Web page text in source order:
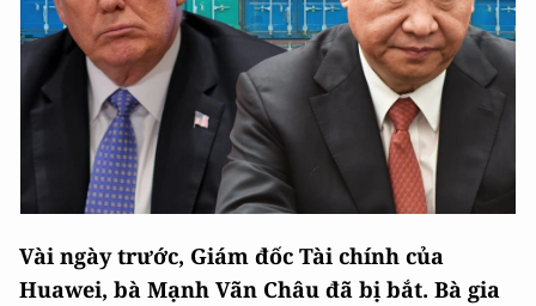
Vài ngày trước, Giám đốc Tài chính của
Huawei, bà Mạnh Vãn Châu đã bị bắt. Bà gia